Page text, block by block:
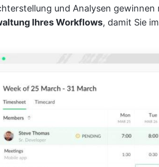
und Analysen gewinnen
Ihres Workflows, damit Sie